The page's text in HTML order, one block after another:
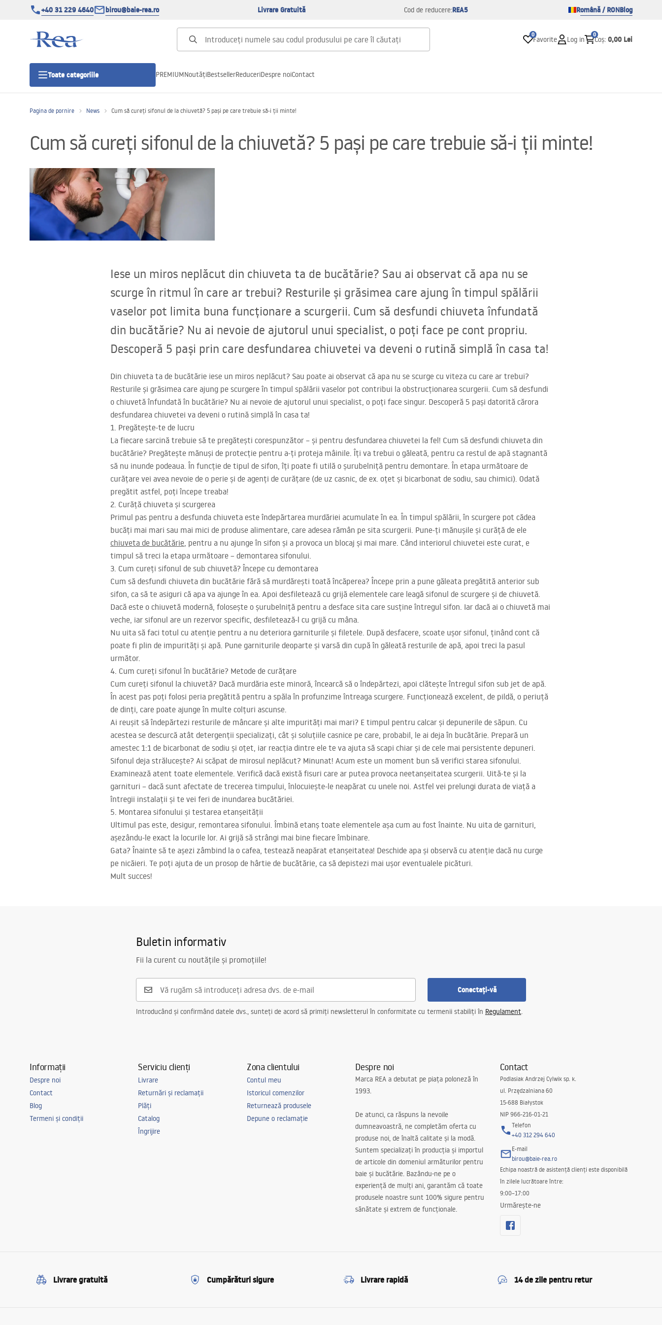
+40 31 229 4640 birou@baie-rea.ro Livrare Gratuită Cod de reducere:REA5 Română / RONBlog
0
Favorite Log in
0
Coș: 0,00 Lei
Toate categoriile
Usi pentru cabine de dus
Cadite de dus
Rigole Liniare
Vase WC si Bideuri
Accesorii și mobilier pentru baie
PREMIUMNoutățiBestsellerReduceriDespre noiContact
Pagina de pornire News Cum să cureți sifonul de la chiuvetă? 5 pași pe care trebuie să-i ții minte!
Cum să cureți sifonul de la chiuvetă? 5 pași pe care trebuie să-i ții minte!
Iese un miros neplăcut din chiuveta ta de bucătărie? Sau ai observat că apa nu se
scurge în ritmul în care ar trebui? Resturile și grăsimea care ajung în timpul spălării
vaselor pot limita buna funcționare a scurgerii. Cum să desfundi chiuveta înfundată
din bucătărie? Nu ai nevoie de ajutorul unui specialist, o poți face pe cont propriu.
Descoperă 5 pași prin care desfundarea chiuvetei va deveni o rutină simplă în casa ta!
Din chiuveta ta de bucătărie iese un miros neplăcut? Sau poate ai observat că apa nu se scurge cu viteza cu care ar trebui?
Resturile și grăsimea care ajung pe scurgere în timpul spălării vaselor pot contribui la obstrucționarea scurgerii. Cum să desfundi
o chiuvetă înfundată în bucătărie? Nu ai nevoie de ajutorul unui specialist, o poți face singur. Descoperă 5 pași datorită cărora
desfundarea chiuvetei va deveni o rutină simplă în casa ta!
1. Pregătește-te de lucru
La fiecare sarcină trebuie să te pregătești corespunzător – și pentru desfundarea chiuvetei la fel! Cum să desfundi chiuveta din
bucătărie? Pregătește mănuși de protecție pentru a-ți proteja mâinile. Îți va trebui o găleată, pentru ca restul de apă stagnantă
să nu inunde podeaua. În funcție de tipul de sifon, îți poate fi utilă o șurubelniță pentru demontare. În etapa următoare de
curățare vei avea nevoie de o perie și de agenți de curățare (de uz casnic, de ex. oțet și bicarbonat de sodiu, sau chimici). Odată
pregătit astfel, poți începe treaba!
2. Curăță chiuveta și scurgerea
Primul pas pentru a desfunda chiuveta este îndepărtarea murdăriei acumulate în ea. În timpul spălării, în scurgere pot cădea
bucăți mai mari sau mai mici de produse alimentare, care adesea rămân pe sita scurgerii. Pune-ți mănușile și curăță de ele
chiuveta de bucătărie, pentru a nu ajunge în sifon și a provoca un blocaj și mai mare. Când interiorul chiuvetei este curat, e
timpul să treci la etapa următoare – demontarea sifonului.
3. Cum cureți sifonul de sub chiuvetă? Începe cu demontarea
Cum să desfundi chiuveta din bucătărie fără să murdărești toată încăperea? Începe prin a pune găleata pregătită anterior sub
sifon, ca să te asiguri că apa va ajunge în ea. Apoi desfiletează cu grijă elementele care leagă sifonul de scurgere și de chiuvetă.
Dacă este o chiuvetă modernă, folosește o șurubelniță pentru a desface sita care susține întregul sifon. Iar dacă ai o chiuvetă mai
veche, iar sifonul are un rezervor specific, desfiletează-l cu grijă cu mâna.
Nu uita să faci totul cu atenție pentru a nu deteriora garniturile și filetele. După desfacere, scoate ușor sifonul, ținând cont că
poate fi plin de impurități și apă. Pune garniturile deoparte și varsă din cupă în găleată resturile de apă, apoi treci la pasul
următor.
4. Cum cureți sifonul în bucătărie? Metode de curățare
Cum cureți sifonul la chiuvetă? Dacă murdăria este minoră, încearcă să o îndepărtezi, apoi clătește întregul sifon sub jet de apă.
În acest pas poți folosi peria pregătită pentru a spăla în profunzime întreaga scurgere. Funcționează excelent, de pildă, o periuță
de dinți, care poate ajunge în multe colțuri ascunse.
Ai reușit să îndepărtezi resturile de mâncare și alte impurități mai mari? E timpul pentru calcar și depunerile de săpun. Cu
acestea se descurcă atât detergenții specializați, cât și soluțiile casnice pe care, probabil, le ai deja în bucătărie. Prepară un
amestec 1:1 de bicarbonat de sodiu și oțet, iar reacția dintre ele te va ajuta să scapi chiar și de cele mai persistente depuneri.
Sifonul deja strălucește? Ai scăpat de mirosul neplăcut? Minunat! Acum este un moment bun să verifici starea sifonului.
Examinează atent toate elementele. Verifică dacă există fisuri care ar putea provoca neetanșeitatea scurgerii. Uită-te și la
garnituri – dacă sunt afectate de trecerea timpului, înlocuiește-le neapărat cu unele noi. Astfel vei prelungi durata de viață a
întregii instalații și te vei feri de inundarea bucătăriei.
5. Montarea sifonului și testarea etanșeității
Ultimul pas este, desigur, remontarea sifonului. Îmbină etanș toate elementele așa cum au fost înainte. Nu uita de garnituri,
așezându-le exact la locurile lor. Ai grijă să strângi mai bine fiecare îmbinare.
Gata? Înainte să te așezi zâmbind la o cafea, testează neapărat etanșeitatea! Deschide apa și observă cu atenție dacă nu curge
pe nicăieri. Te poți ajuta de un prosop de hârtie de bucătărie, ca să depistezi mai ușor eventualele picături.
Mult succes!
Buletin informativ
Fii la curent cu noutățile și promoțiile!
Conectați-vă
Introducând și confirmând datele dvs., sunteți de acord să primiți newsletterul în conformitate cu termenii stabiliți în Regulament.
Informații
Despre noi
Contact
Blog
Termeni și condiții
Serviciu clienți
Livrare
Returnări și reclamații
Plăți
Catalog
Îngrijire
Zona clientului
Contul meu
Istoricul comenzilor
Returnează produsele
Depune o reclamație
Despre noi
Marca REA a debutat pe piața poloneză în
1993.
De atunci, ca răspuns la nevoile
dumneavoastră, ne completăm oferta cu
produse noi, de înaltă calitate și la modă.
Suntem specializați în producția și importul
de articole din domeniul armăturilor pentru
baie și bucătărie. Bazându-ne pe o
experiență de mulți ani, garantăm că toate
produsele noastre sunt 100% sigure pentru
sănătate și extrem de funcționale.
Contact
Podlasiak Andrzej Cylwik sp. k.
ul. Przędzalniana 60
15-688 Białystok
NIP 966-216-01-21
Telefon
+40 312 294 640
E-mail
birou@baie-rea.ro
Echipa noastră de asistență clienți este disponibilă
în zilele lucrătoare între:
9:00–17:00
Urmărește-ne
Livrare gratuită Cumpărături sigure Livrare rapidă 14 de zile pentru retur